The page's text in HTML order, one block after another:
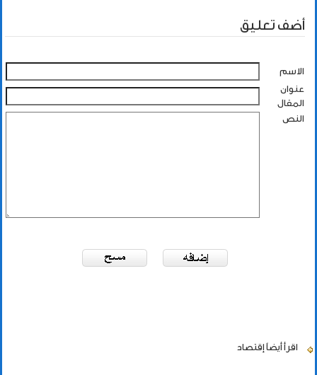
أضف تعليق
الاسم
عنوان
المقال
النص
اقرأ أيضاً إقتصاد